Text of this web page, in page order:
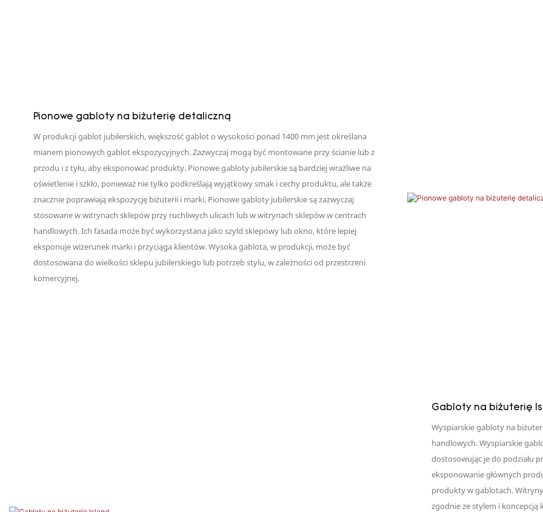
Pionowe gabloty na biżuterię detaliczną
W produkcji gablot jubilerskich, większość gablot o wysokości ponad 1400 mm jest określana
mianem pionowych gablot ekspozycyjnych. Zazwyczaj mogą być montowane przy ścianie lub z
przodu i z tyłu, aby eksponować produkty. Pionowe gabloty jubilerskie są bardziej wrażliwe na
oświetlenie i szkło, ponieważ nie tylko podkreślają wyjątkowy smak i cechy produktu, ale także
znacznie poprawiają ekspozycję biżuterii i marki. Pionowe gabloty jubilerskie są zazwyczaj
stosowane w witrynach sklepów przy ruchliwych ulicach lub w witrynach sklepów w centrach
handlowych. Ich fasada może być wykorzystana jako szyld sklepowy lub okno, które lepiej
eksponuje wizerunek marki i przyciąga klientów. Wysoka gablota, w produkcji, może być
dostosowana do wielkości sklepu jubilerskiego lub potrzeb stylu, w zależności od przestrzeni
komercyjnej.
Gabloty na biżuterię
Wyspiarskie gabloty na
handlowych. Wyspiarskie
dostosowując je do podziału
eksponowanie głównych
produkty w gablotach.
zgodnie ze stylem i koncepcją